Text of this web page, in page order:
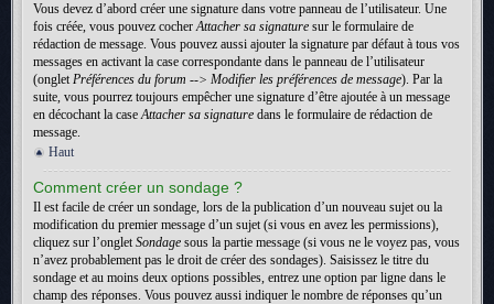
Vous devez d’abord créer une signature dans votre panneau de l’utilisateur. Une
fois créée, vous pouvez cocherAttacher sa signature sur le formulaire de
rédaction de message. Vous pouvez aussi ajouter la signature par défaut à tous vos
messages en activant la case correspondante dans le panneau de l’utilisateur
(ongletPréférences du forum --> Modifier les préférences de message). Par la
suite, vous pourrez toujours empêcher une signature d’être ajoutée à un message
en décochant la caseAttacher sa signature dans le formulaire de rédaction de
message.
Haut
Comment créer un sondage ?
Il est facile de créer un sondage, lors de la publication d’un nouveau sujet ou la
modification du premier message d’un sujet (si vous en avez les permissions),
cliquez sur l’ongletSondage sous la partie message (si vous ne le voyez pas, vous
n’avez probablement pas le droit de créer des sondages). Saisissez le titre du
sondage et au moins deux options possibles, entrez une option par ligne dans le
champ des réponses. Vous pouvez aussi indiquer le nombre de réponses qu’un